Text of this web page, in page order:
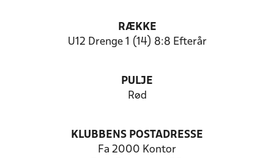
RÆKKE
U12 Drenge 1 (14) 8:8 Efterår
PULJE
Rød
KLUBBENS POSTADRESSE
Fa 2000 Kontor